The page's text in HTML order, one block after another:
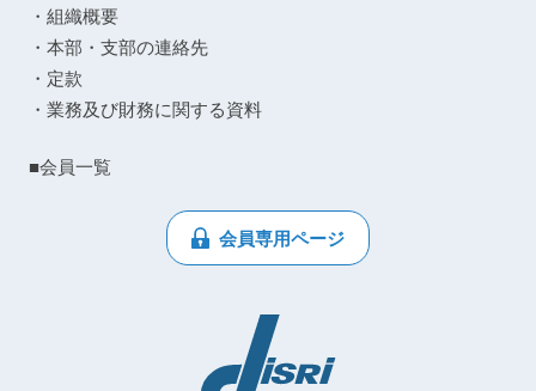
・組織概要
・本部・支部の連絡先
・定款
・業務及び財務に関する資料
■会員一覧
会員専用ページ